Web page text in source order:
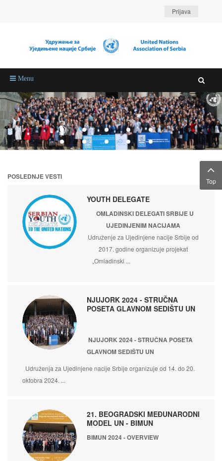
Prijava
Menu
POSLEDNJE VESTI
YOUTH DELEGATE
OMLADINSKI DELEGATI SRBIJE U
UJEDINJENIM NACIJAMA
Udruženje za Ujedinjene nacije Srbije od
2017. godine organizuje projekat
„Omladinski ...
NJUJORK 2024 - STRUČNA
POSETA GLAVNOM SEDIŠTU UN
NJUJORK 2024 - STRUČNA POSETA
GLAVNOM SEDIŠTU UN
Udruženja za Ujedinjene nacije Srbije organizuje od 14. do 20.
oktobra 2024. ...
21. BEOGRADSKI MEĐUNARODNI
MODEL UN - BIMUN
BIMUN 2024 - OVERVIEW
Top